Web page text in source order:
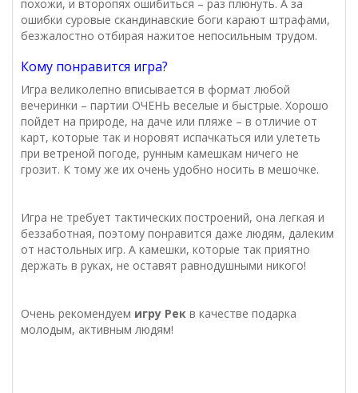
похожи, и второпях ошибиться – раз плюнуть. А за
ошибки суровые скандинавские боги карают штрафами,
безжалостно отбирая нажитое непосильным трудом.
Кому понравится игра?
Игра великолепно вписывается в формат любой
вечеринки – партии ОЧЕНЬ веселые и быстрые. Хорошо
пойдет на природе, на даче или пляже – в отличие от
карт, которые так и норовят испачкаться или улететь
при ветреной погоде, рунным камешкам ничего не
грозит. К тому же их очень удобно носить в мешочке.
Игра не требует тактических построений, она легкая и
беззаботная, поэтому понравится даже людям, далеким
от настольных игр. А камешки, которые так приятно
держать в руках, не оставят равнодушными никого!
Очень рекомендуем игру Рек в качестве подарка
молодым, активным людям!